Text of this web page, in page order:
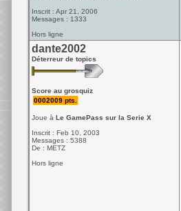
Inscrit : Apr 21, 2006
Messages : 1333
Hors ligne
dante2002
Déterreur de topics
Score au grosquiz
0002009 pts.
Joue à Le GamePass sur la Serie X
Inscrit : Feb 10, 2003
Messages : 5388
De : METZ
Hors ligne